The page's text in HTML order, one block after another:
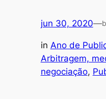
jun 30, 2020—
in Ano de
Arbitragem,
negociação,